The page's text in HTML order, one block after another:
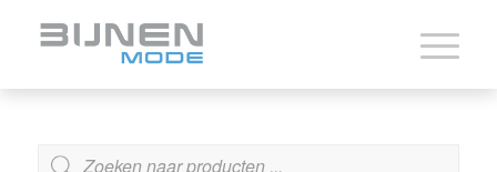
ZOEKEN